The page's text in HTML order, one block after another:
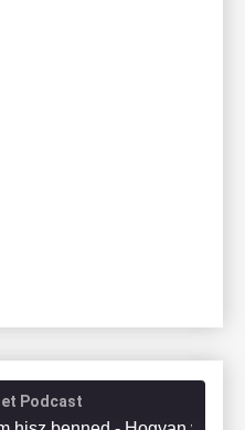
Podcast